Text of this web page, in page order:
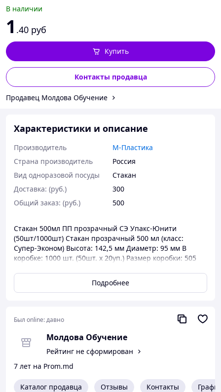
В наличии
1 .40 руб
Контакты продавца
Купить
Продавец Молдова Обучение
Характеристики и описание
Производитель
М-Пластика
Страна производитель
Россия
Вид одноразовой посуды
Стакан
Доставка: (руб.)
300
Общий заказ: (руб.)
500
Стакан 500мл ПП прозрачный СЭ Упакс-Юнити
(50шт/1000шт) Стакан прозрачный 500 мл (класс:
Супер-Эконом) Высота: 142,5 мм Диаметр: 95 мм В
коробке: 1000 шт. (50шт. х 20уп.) Размер коробки: 505
Подробнее
Был online:давно
Молдова Обучение
Рейтинг не сформирован
7 лет на Prom.md
Каталог продавца Отзывы Контакты